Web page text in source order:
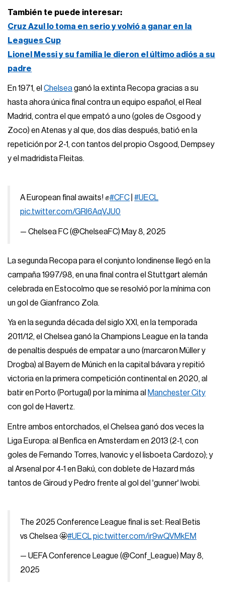
También te puede interesar:
Cruz Azul lo toma en serio y volvió a ganar en la
Leagues Cup
Lionel Messi y su familia le dieron el último adiós a su
padre
En 1971, elChelseaganó la extinta Recopa gracias a su
hasta ahora única final contra un equipo español, el Real
Madrid, contra el que empató a uno (goles de Osgood y
Zoco) en Atenas y al que, dos días después, batió en la
repetición por 2-1, con tantos del propio Osgood, Dempsey
y el madridista Fleitas.
A European final awaits! ✊#CFC |#UECL
pic.twitter.com/GRl6AqVJU0
— Chelsea FC (@ChelseaFC) May 8, 2025
La segunda Recopa para el conjunto londinense llegó en la
campaña 1997/98, en una final contra el Stuttgart alemán
celebrada en Estocolmo que se resolvió por la mínima con
un gol de Gianfranco Zola.
Ya en la segunda década del siglo XXI, en la temporada
2011/12, el Chelsea ganó la Champions League en la tanda
de penaltis después de empatar a uno (marcaron Müller y
Drogba) al Bayern de Múnich en la capital bávara y repitió
victoria en la primera competición continental en 2020, al
batir en Porto (Portugal) por la mínima al Manchester City
con gol de Havertz.
Entre ambos entorchados, el Chelsea ganó dos veces la
Liga Europa: al Benfica en Amsterdam en 2013 (2-1, con
goles de Fernando Torres, Ivanovic y el lisboeta Cardozo); y
al Arsenal por 4-1 en Bakú, con doblete de Hazard más
tantos de Giroud y Pedro frente al gol del 'gunner' Iwobi.
The 2025 Conference League final is set: Real Betis
vs Chelsea 🤩#UECL pic.twitter.com/ir9wQVMkEM
— UEFA Conference League (@Conf_League) May 8,
2025